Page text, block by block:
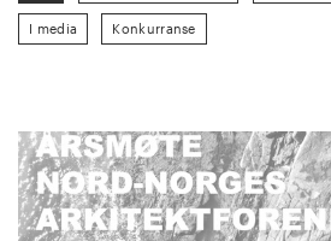
I media Konkurranse